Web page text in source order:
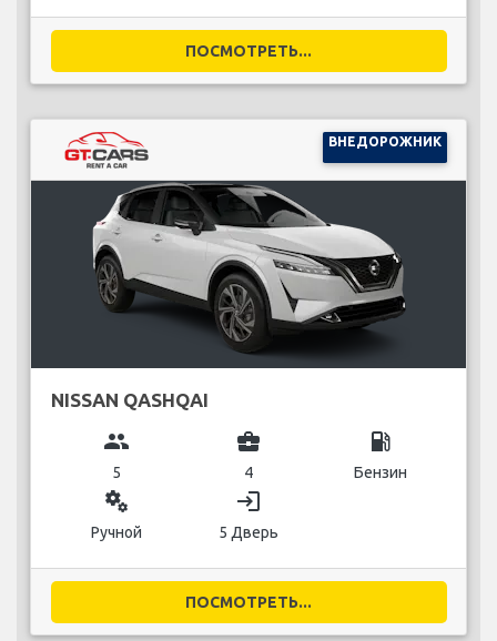
ПОСМОТРЕТЬ...
ВНЕДОРОЖНИК
NISSAN QASHQAI
group
5
business_center
4
local_gas_station
Бензин
miscellaneous_services
Ручной
login
5 Дверь
ПОСМОТРЕТЬ...